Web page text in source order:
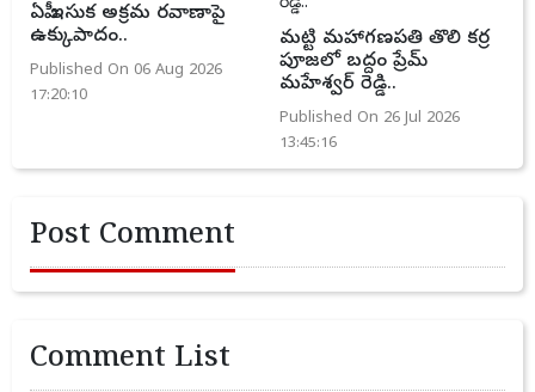
ఏపీ ఇసుక అక్రమ రవాణాపై
ఉక్కుపాదం..
Published On 06 Aug 2026
17:20:10
మట్టి మహాగణపతి తొలి కర్ర
పూజలో బద్దం ప్రేమ్
మహేశ్వర్ రెడ్డి..
Published On 26 Jul 2026
13:45:16
Post Comment
Comment List